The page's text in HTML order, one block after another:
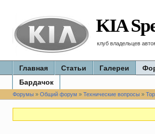
KIA
клуб владельцев
Главная Статьи Галереи
Бардачок
Форумы» Общий форум » Технические вопросы»